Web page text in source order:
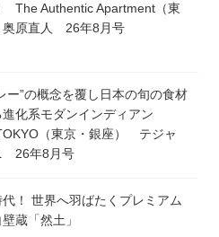
The Authentic Apartment（東
原直人 26年8月号
ー”の概念を覆し日本の旬の食材
進化系モダンインディアン
（東京・銀座） テジャ
26年8月号
！ 世界へ羽ばたくプレミアム
蔵「然土」